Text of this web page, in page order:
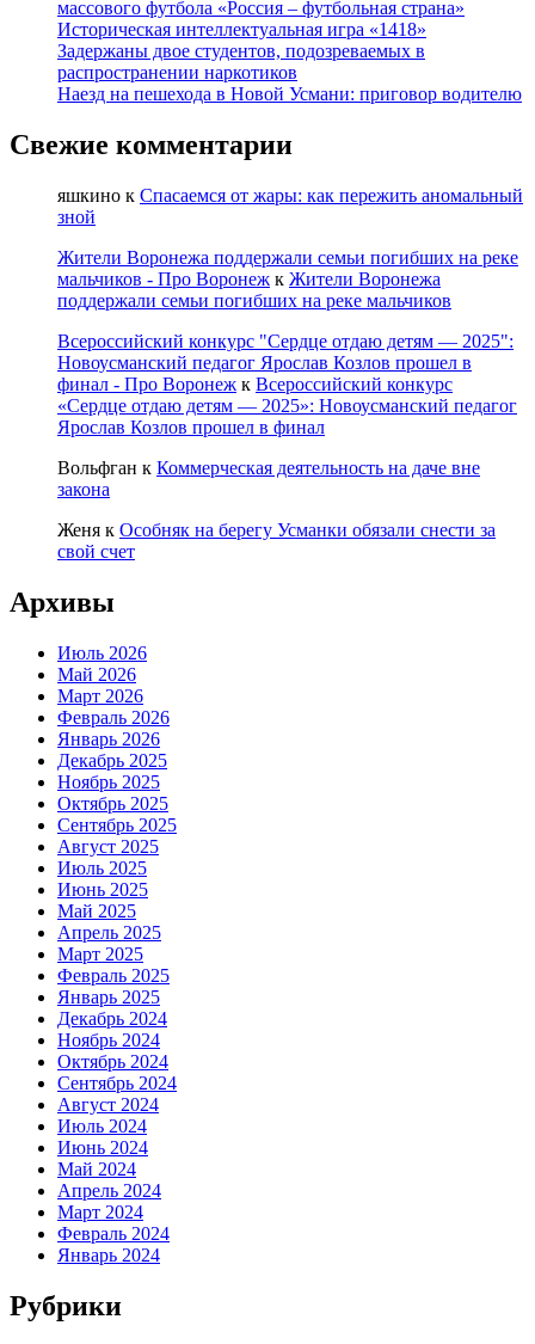
массового футбола «Россия – футбольная страна»
Историческая интеллектуальная игра «1418»
Задержаны двое студентов, подозреваемых в
распространении наркотиков
Наезд на пешехода в Новой Усмани: приговор водителю
Свежие комментарии
яшкино к Спасаемся от жары: как пережить аномальный
зной
Жители Воронежа поддержали семьи погибших на реке
мальчиков - Про Воронеж к Жители Воронежа
поддержали семьи погибших на реке мальчиков
Всероссийский конкурс "Сердце отдаю детям — 2025":
Новоусманский педагог Ярослав Козлов прошел в
финал - Про Воронеж к Всероссийский конкурс
«Сердце отдаю детям — 2025»: Новоусманский педагог
Ярослав Козлов прошел в финал
Вольфган к Коммерческая деятельность на даче вне
закона
Женя к Особняк на берегу Усманки обязали снести за
свой счет
Архивы
Июль 2026
Май 2026
Март 2026
Февраль 2026
Январь 2026
Декабрь 2025
Ноябрь 2025
Октябрь 2025
Сентябрь 2025
Август 2025
Июль 2025
Июнь 2025
Май 2025
Апрель 2025
Март 2025
Февраль 2025
Январь 2025
Декабрь 2024
Ноябрь 2024
Октябрь 2024
Сентябрь 2024
Август 2024
Июль 2024
Июнь 2024
Май 2024
Апрель 2024
Март 2024
Февраль 2024
Январь 2024
Рубрики